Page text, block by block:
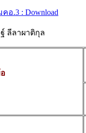
อ.3 : Download
ลีลาผาติกุล